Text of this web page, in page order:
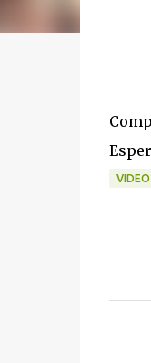
VIDEO